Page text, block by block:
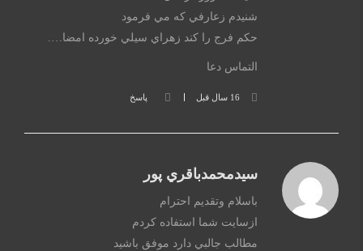
شنيدم زعارفي که مي فرمود
حکم فرج را کند زهراي سيلي خورده امضا….
التماس دعا
16 سال قبل پاسخ
سيدمحمدباقري پور
باسلام وتقديم احترام
ازسايت شما استفاده كردم
مطالب جالبي دارد موفق باشيد